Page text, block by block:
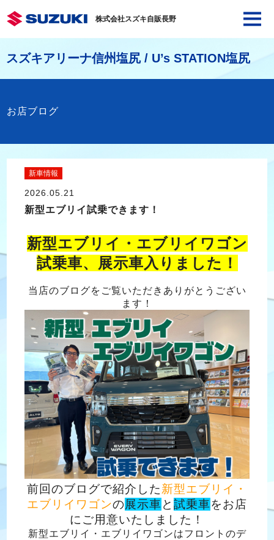
株式会社スズキ自販長野
スズキアリーナ信州塩尻 / U’s STATION塩尻
お店ブログ
新車情報
2026.05.21
新型エブリイ試乗できます！
新型エブリイ・エブリイワゴン
試乗車、展示車入りました！
当店のブログをご覧いただきありがとうござい
ます！
前回のブログで紹介した新型エブリイ・
エブリイワゴンの展示車と 試乗車をお店
にご用意いたしました！
新型エブリイ・エブリイワゴンはフロントのデ